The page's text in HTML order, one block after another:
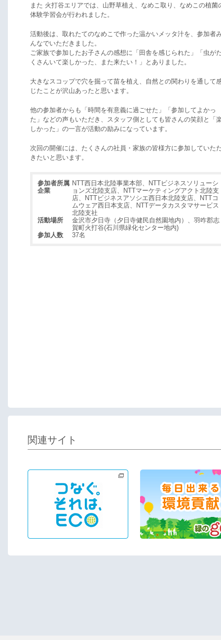
また 火打谷エリアでは、山野草植え、なめこ取り、なめこの植菌
体験学習会が行われました。
活動後は、取れたてのなめこで作った温かいメッタ汁を、参加者
んなでいただきました。
ご家族で参加したお子さんの感想に「田舎を感じられた」「虫が
くさんいて楽しかった、また来たい！」とありました。
大きなスコップで穴を掘って苗を植え、自然との関わりを通して
じたことが沢山あったと思います。
他の参加者からも「時間を有意義に過ごせた」「参加してよかっ
た」などの声もいただき、スタッフ側としても皆さんの笑顔と「
しかった」の一言が活動の励みになっています。
次回の開催には、たくさんの社員・家族の皆様方に参加していた
きたいと思います。
参加者所属
企業
NTT西日本北陸事業本部、NTTビジネスソリューシ
ョンズ北陸支店、NTTマーケティングアクト北陸支
店、NTTビジネスアソシエ西日本北陸支店、NTTコ
ムウェア西日本支店、NTTデータカスタマサービス
北陸支社
活動場所
金沢市夕日寺（夕日寺健民自然園地内）、羽咋郡志
賀町火打谷(石川県緑化センター地内)
参加人数
37名
関連サイト